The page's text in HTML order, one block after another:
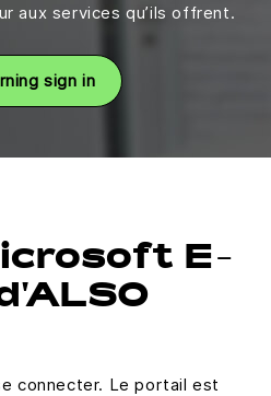
aux services qu’ils offrent.
sign in
E-
connecter. Le portail est